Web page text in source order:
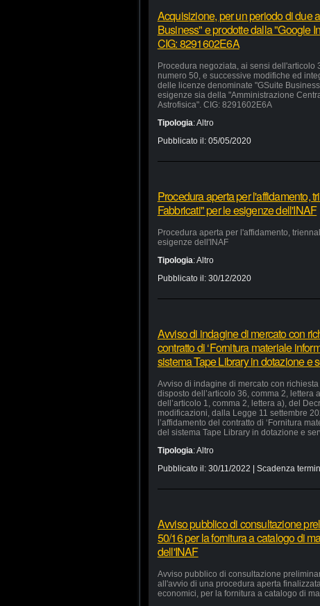
Acquisizione, per un periodo di due
Business" e prodotte dalla "Google
CIG: 8291602E6A
Procedura negoziata, ai sensi
numero 50, e successive modifiche ed
delle licenze denominate "GSuite
esigenze sia della "Amministrazione
Astrofisica". CIG: 8291602E6A
Tipologia:Altro
Pubblicato il: 05/05/2020
Procedura aperta per l'affidamento,
Fabbricati" per le esigenze dell'INAF
Procedura aperta per l'affidamento,
esigenze dell'INAF
Tipologia:Altro
Pubblicato il: 30/12/2020
Avviso di indagine di mercato con
contratto di ‘Fornitura materiale
sistema Tape Library in dotazione e
Avviso di indagine di mercato con
disposto dell’articolo 36, comma 2,
dell’articolo 1, comma 2, lettera a), del
modificazioni, dalla Legge 11 settembre
l’affidamento del contratto di ‘Fornitura
del sistema Tape Library in dotazione e
Tipologia:Altro
Pubblicato il: 30/11/2022 | Scadenza
Avviso pubblico di consultazione
50/16 per la fornitura a catalogo di
dell'INAF
Avviso pubblico di consultazione
all'avvio di una procedura aperta
economici, per la fornitura a catalogo di